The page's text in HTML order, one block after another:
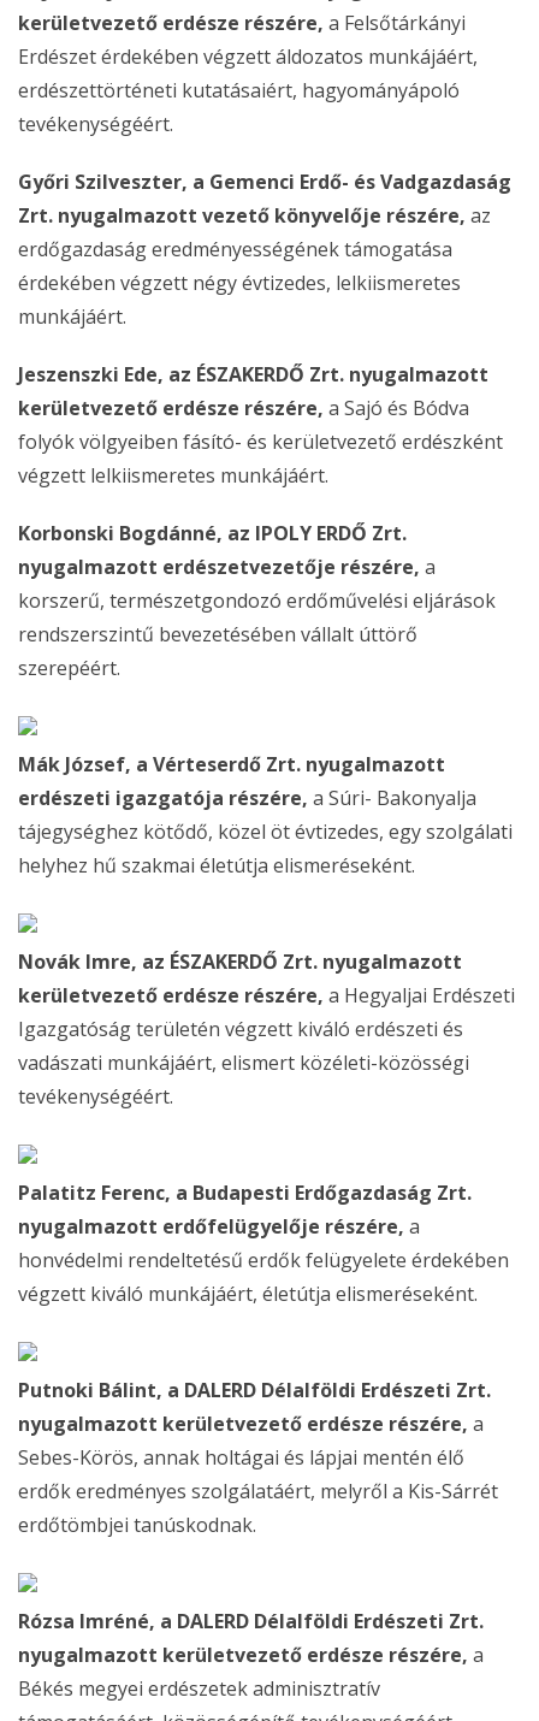
kerületvezető erdésze részére, a Felsőtárkányi
Erdészet érdekében végzett áldozatos munkájáért,
erdészettörténeti kutatásaiért, hagyományápoló
tevékenységéért.
Győri Szilveszter, a Gemenci Erdő- és Vadgazdaság
Zrt. nyugalmazott vezető könyvelője részére, az
erdőgazdaság eredményességének támogatása
érdekében végzett négy évtizedes, lelkiismeretes
munkájáért.
Jeszenszki Ede, az ÉSZAKERDŐ Zrt. nyugalmazott
kerületvezető erdésze részére, a Sajó és Bódva
folyók völgyeiben fásító- és kerületvezető erdészként
végzett lelkiismeretes munkájáért.
Korbonski Bogdánné, az IPOLY ERDŐ Zrt.
nyugalmazott erdészetvezetője részére, a
korszerű, természetgondozó erdőművelési eljárások
rendszerszintű bevezetésében vállalt úttörő
szerepéért.
Mák József, a Vérteserdő Zrt. nyugalmazott
erdészeti igazgatója részére, a Súri- Bakonyalja
tájegységhez kötődő, közel öt évtizedes, egy szolgálati
helyhez hű szakmai életútja elismeréseként.
Novák Imre, az ÉSZAKERDŐ Zrt. nyugalmazott
kerületvezető erdésze részére, a Hegyaljai Erdészeti
Igazgatóság területén végzett kiváló erdészeti és
vadászati munkájáért, elismert közéleti-közösségi
tevékenységéért.
Palatitz Ferenc, a Budapesti Erdőgazdaság Zrt.
nyugalmazott erdőfelügyelője részére, a
honvédelmi rendeltetésű erdők felügyelete érdekében
végzett kiváló munkájáért, életútja elismeréseként.
Putnoki Bálint, a DALERD Délalföldi Erdészeti Zrt.
nyugalmazott kerületvezető erdésze részére, a
Sebes-Körös, annak holtágai és lápjai mentén élő
erdők eredményes szolgálatáért, melyről a Kis-Sárrét
erdőtömbjei tanúskodnak.
Rózsa Imréné, a DALERD Délalföldi Erdészeti Zrt.
nyugalmazott kerületvezető erdésze részére, a
Békés megyei erdészetek adminisztratív